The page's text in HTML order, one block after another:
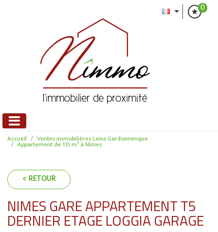
0
Accueil Ventes immobilières Leins Gardonnenque
Appartement de 113 m² à Nîmes
< RETOUR
NIMES GARE APPARTEMENT T5
DERNIER ETAGE LOGGIA GARAGE